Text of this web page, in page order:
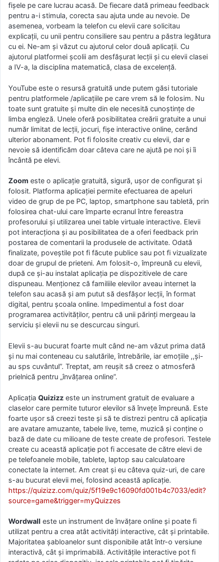
fișele pe care lucrau acasă. De fiecare dată primeau feedback
pentru a-i stimula, corecta sau ajuta unde au nevoie. De
asemenea, vorbeam la telefon cu elevii care solicitau
explicații, cu unii pentru consiliere sau pentru a păstra legătura
cu ei. Ne-am și văzut cu ajutorul celor două aplicații. Cu
ajutorul platformei școlii am desfășurat lecții și cu elevii clasei
a IV-a, la disciplina matematică, clasa de excelență.
YouTube este o resursă gratuită unde putem găsi tutoriale
pentru platformele /aplicațiile pe care vrem să le folosim. Nu
toate sunt gratuite și multe din ele necesită cunoștințe de
limba engleză. Unele oferă posibilitatea creării gratuite a unui
număr limitat de lecții, jocuri, fișe interactive online, cerând
ulterior abonament. Pot fi folosite creativ cu elevii, dar e
nevoie să identificăm doar câteva care ne ajută pe noi și îi
încântă pe elevi.
Zoom este o aplicație gratuită, sigură, ușor de configurat și
folosit. Platforma aplicației permite efectuarea de apeluri
video de grup de pe PC, laptop, smartphone sau tabletă, prin
folosirea chat-ului care împarte ecranul între fereastra
profesorului și utilizarea unei table virtuale interactive. Elevii
pot interacționa și au posibilitatea de a oferi feedback prin
postarea de comentarii la produsele de activitate. Odată
finalizate, poveștile pot fi făcute publice sau pot fi vizualizate
doar de grupul de prieteni. Am folosit-o, împreună cu elevii,
după ce și-au instalat aplicația pe dispozitivele de care
dispuneau. Menționez că familiile elevilor aveau internet la
telefon sau acasă și am putut să desfășor lecții, în format
digital, pentru școala online. Impedimentul a fost doar
programarea activităților, pentru că unii părinți mergeau la
serviciu și elevii nu se descurcau singuri.
Elevii s-au bucurat foarte mult când ne-am văzut prima dată
și nu mai conteneau cu salutările, întrebările, iar emoțiile ,,și-
au sps cuvântul”. Treptat, am reușit să creez o atmosferă
prielnică pentru „învățarea online”.
Aplicaţia Quizizz este un instrument gratuit de evaluare a
claselor care permite tuturor elevilor să învețe împreună. Este
foarte ușor să creezi teste și să te distrezi pentru că aplicația
are avatare amuzante, tabele live, teme, muzică și conține o
bază de date cu milioane de teste create de profesori. Testele
create cu această aplicaţie pot fi accesate de către elevi de
pe telefoanele mobile, tablete, laptop sau calculatoare
conectate la internet. Am creat și eu câteva quiz-uri, de care
s-au bucurat elevii mei, folosind această aplicație.
https://quizizz.com/quiz/5f19e9c16090fd001b4c7033/edit?
source=game&trigger=myQuizzes
Wordwall este un instrument de învățare online și poate fi
utilizat pentru a crea atât activități interactive, cât și printabile.
Majoritatea șabloanelor sunt disponibile atât într-o versiune
interactivă, cât și imprimabilă. Activitățile interactive pot fi